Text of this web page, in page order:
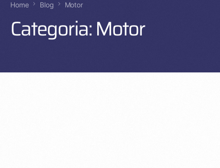
Home Blog Motor
Categoria:Motor